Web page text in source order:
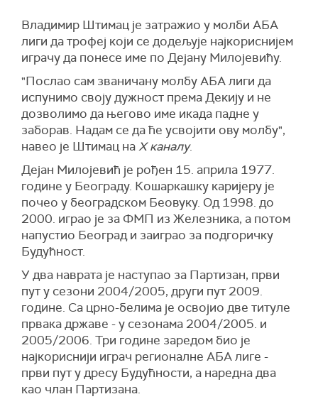
Владимир Штимац је затражио у молби АБА
лиги да трофеј који се додељује најкориснијем
играчу да понесе име по Дејану Милојевићу.
"Послао сам званичану молбу АБА лиги да
испунимо своју дужност према Декију и не
дозволимо да његово име икада падне у
заборав. Надам се да ће усвојити ову молбу",
навео је Штимац наX каналу.
Дејан Милојевић је рођен 15. априла 1977.
године у Београду. Кошаркашку каријеру је
почео у београдском Беовуку. Од 1998. до
2000. играо је за ФМП из Железника, а потом
напустио Београд и заиграо за подгоричку
Будућност.
У два наврата је наступао за Партизан, први
пут у сезони 2004/2005, други пут 2009.
године. Са црно-белима је освојио две титуле
првака државе - у сезонама 2004/2005. и
2005/2006. Три године заредом био је
најкориснији играч регионалне АБА лиге -
први пут у дресу Будућности, а наредна два
као члан Партизана.